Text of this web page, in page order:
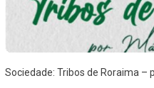
Sociedade: Tribos de Roraima –